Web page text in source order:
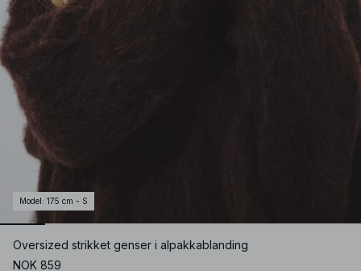
Model : 175 cm - S
Oversized strikket genser i alpakkablanding
NOK 859